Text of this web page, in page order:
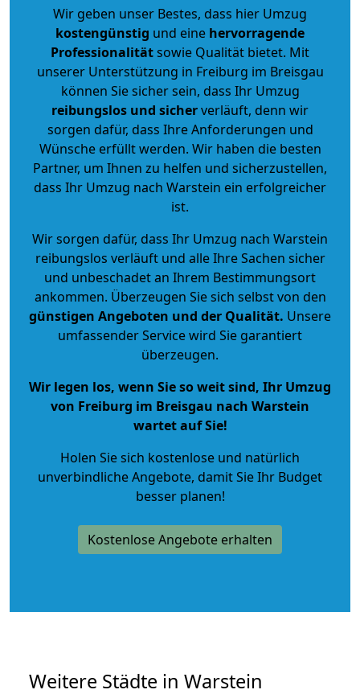
Wir geben unser Bestes, dass hier Umzug
kostengünstig und eine hervorragende
Professionalitätsowie Qualität bietet. Mit
unserer Unterstützung in Freiburg im Breisgau
können Sie sicher sein, dass Ihr Umzug
reibungslos und sicherverläuft, denn wir
sorgen dafür, dass Ihre Anforderungen und
Wünsche erfüllt werden. Wir haben die besten
Partner, um Ihnen zu helfen und sicherzustellen,
dass Ihr Umzug nach Warstein ein erfolgreicher
ist.
Wir sorgen dafür, dass Ihr Umzug nach Warstein
reibungslos verläuft und alle Ihre Sachen sicher
und unbeschadet an Ihrem Bestimmungsort
ankommen. Überzeugen Sie sich selbst von den
günstigen Angeboten und der Qualität. Unsere
umfassender Service wird Sie garantiert
überzeugen.
Wir legen los, wenn Sie so weit sind, Ihr Umzug
von Freiburg im Breisgau nach Warstein
wartet auf Sie!
Holen Sie sich kostenlose und natürlich
unverbindliche Angebote, damit Sie Ihr Budget
besser planen!
Kostenlose Angebote erhalten
Weitere Städte in Warstein